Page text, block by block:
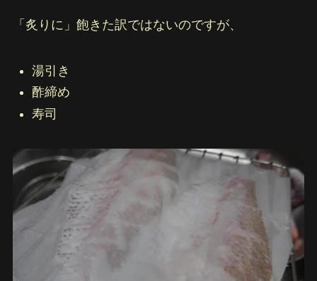
「炙りに」飽きた訳ではないのですが、
湯引き
酢締め
寿司